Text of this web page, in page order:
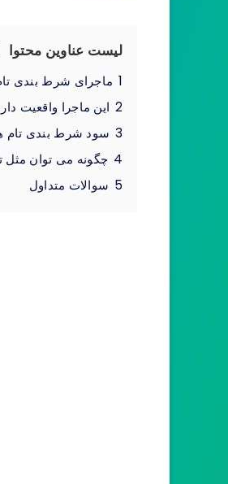
لیست عناوین محتوا
1 ماجرای شرط بندی
2 این ماجرا واقعیت
3 سود شرط بندی تام
4 چگونه می توان مثل
5 سوالات متداول